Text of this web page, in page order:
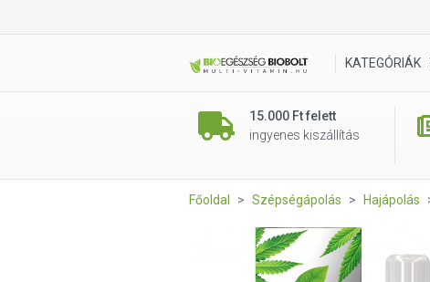
KATEGÓRIÁK
15.000 Ft felett
ingyenes kiszállítás
Főoldal Szépségápolás Hajápolás